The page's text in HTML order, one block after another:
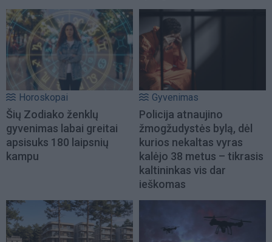
Horoskopai
Šių Zodiako ženklų
gyvenimas labai greitai
apsisuks 180 laipsnių
kampu
Gyvenimas
Policija atnaujino
žmogžudystės bylą, dėl
kurios nekaltas vyras
kalėjo 38 metus – tikrasis
kaltininkas vis dar
ieškomas